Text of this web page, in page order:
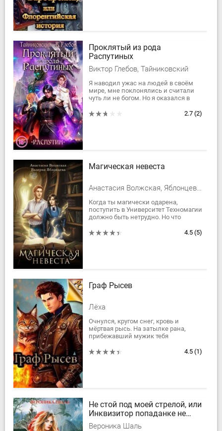
Проклятый из рода
Распутиных
Виктор Глебов, Тайниковский
Я наводил ужас на людей в своём
мире, мне поклонялись и считали
чуть ли не богом. Но я оказался в
Российской империей, где правят...
2.7 (2)
Магическая невеста
Анастасия Волжская, Яблонцева Валерия
Когда ты магически одарена,
поступить в Университет Техномагии
должно быть нетрудно. Но что
против учебы, а для зачисления4.5 (5)
Граф Рысев
Лёха
Очнулся, кругом снег, кровь и
мёртвая рысь. На затылке рана,
прибежавший мужик тебя
имени-отчеству. Только вот ты не
4.5 (1)
Не стой под моей стрелой, или
Инквизитор попаданке не
указ!
Вероника Шаль